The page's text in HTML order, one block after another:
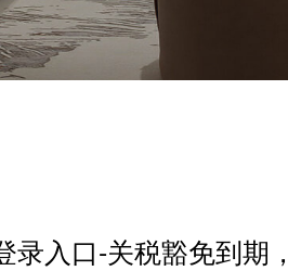
录入口-关税豁免到期